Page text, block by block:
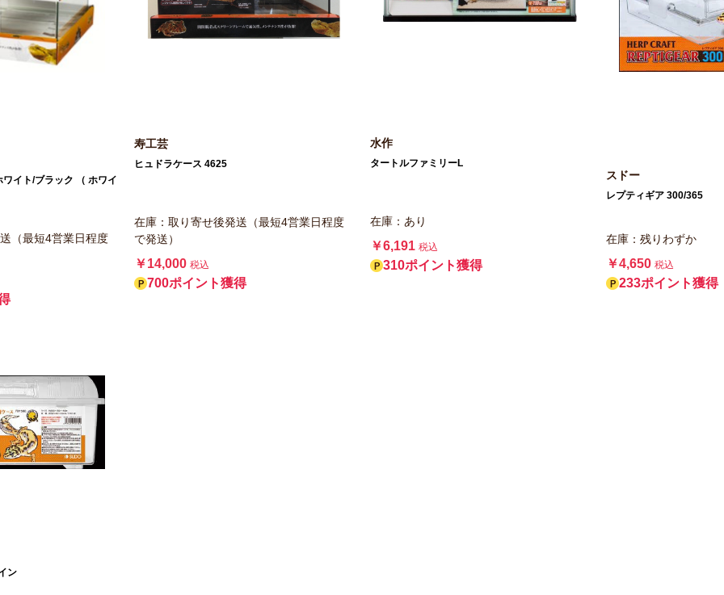
イト/ブラック （ ホワイ
（最短4営業日程度
寿工芸
ヒュドラケース 4625
在庫：取り寄せ後発送（最短4営業日程度
で発送）
￥14,000 税込
700ポイント獲得
水作
タートルファミリーL
在庫：あり
￥6,191 税込
310ポイント獲得
スドー
レプティギア 300/365
在庫：残りわずか
￥4,650 税込
233ポイント獲得
ン